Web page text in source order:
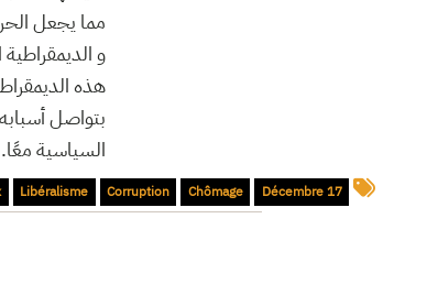
مما يجعل
و الديمقراطية
هذه
بتواصل
السياسية معًا.
17 Décembre
Chômage
Corruption
Libéralisme